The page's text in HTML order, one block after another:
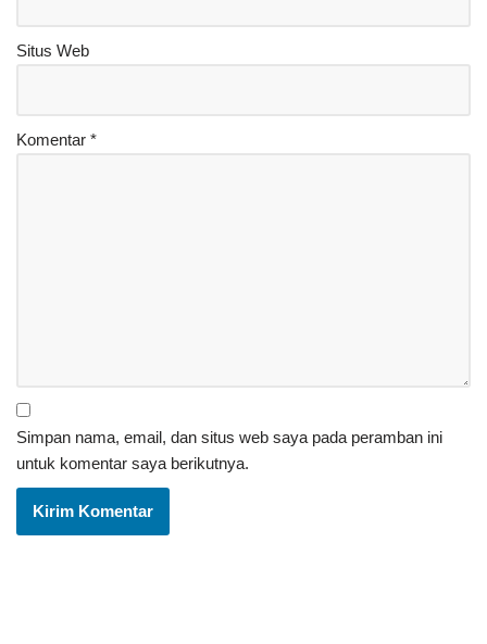
Situs Web
Komentar *
Simpan nama, email, dan situs web saya pada peramban ini
untuk komentar saya berikutnya.